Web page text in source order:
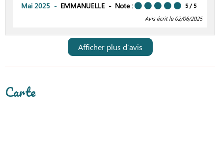
Mai 2025 EMMANUELLE Note : 5 / 5
Avis écrit le 02/06/2025
Afficher plus d'avis
Carte